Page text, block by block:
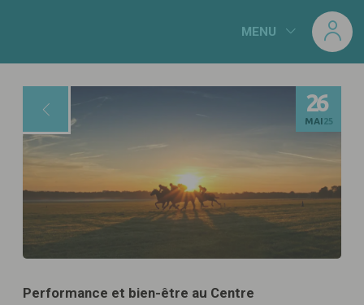
MENU
26
MAI25
Performance et bien-être au Centre